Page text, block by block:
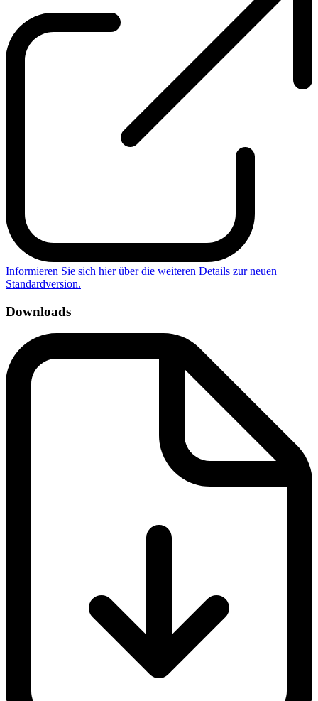
Informieren Sie sich hier über die weiteren Details zur neuen
Standardversion.
Downloads